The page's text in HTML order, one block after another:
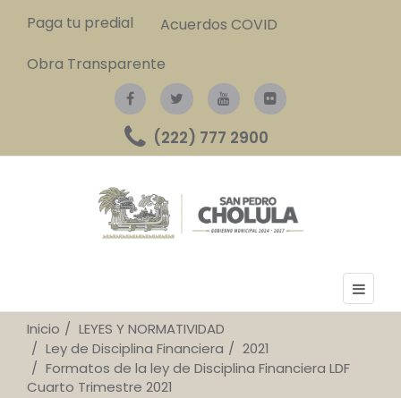
Paga tu predial
Acuerdos COVID
Obra Transparente
(222) 777 2900
Inicio
LEYES Y NORMATIVIDAD
Ley de Disciplina Financiera
2021
Formatos de la ley de Disciplina Financiera LDF
Cuarto Trimestre 2021